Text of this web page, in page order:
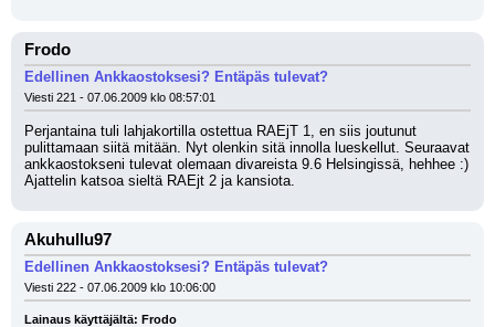
Frodo
Edellinen Ankkaostoksesi? Entäpäs tulevat?
Viesti 221 - 07.06.2009 klo 08:57:01
Perjantaina tuli lahjakortilla ostettua RAEjT 1, en siis joutunut
pulittamaan siitä mitään. Nyt olenkin sitä innolla lueskellut. Seuraavat
ankkaostokseni tulevat olemaan divareista 9.6 Helsingissä, hehhee :)
Ajattelin katsoa sieltä RAEjt 2 ja kansiota.
Akuhullu97
Edellinen Ankkaostoksesi? Entäpäs tulevat?
Viesti 222 - 07.06.2009 klo 10:06:00
Lainaus käyttäjältä: Frodo